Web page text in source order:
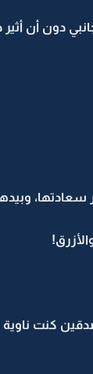
دون أن أثير
كنت ناوية